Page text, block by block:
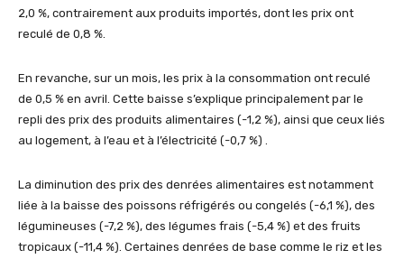
2,0 %, contrairement aux produits importés, dont les prix ont
reculé de 0,8 %.
En revanche, sur un mois, les prix à la consommation ont reculé
de 0,5 % en avril. Cette baisse s’explique principalement par le
repli des prix des produits alimentaires (-1,2 %), ainsi que ceux liés
au logement, à l’eau et à l’électricité (-0,7 %) .
La diminution des prix des denrées alimentaires est notamment
liée à la baisse des poissons réfrigérés ou congelés (-6,1 %), des
légumineuses (-7,2 %), des légumes frais (-5,4 %) et des fruits
tropicaux (-11,4 %). Certaines denrées de base comme le riz et les